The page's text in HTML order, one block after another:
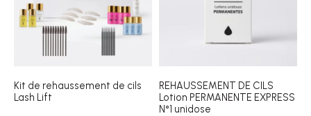
Kit de rehaussement de cils
Lash Lift
REHAUSSEMENT DE CILS
Lotion PERMANENTE EXPRESS
N°1 unidose